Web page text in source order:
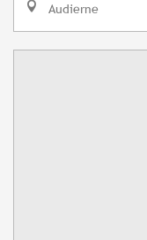
Audierne